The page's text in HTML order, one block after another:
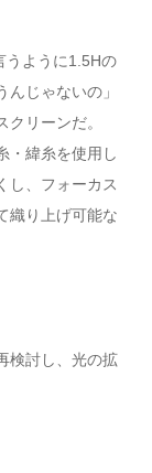
うように1.5Hの
じゃないの」
リーンだ。
・緯糸を使用し
し、フォーカス
織り上げ可能な
検討し、光の拡